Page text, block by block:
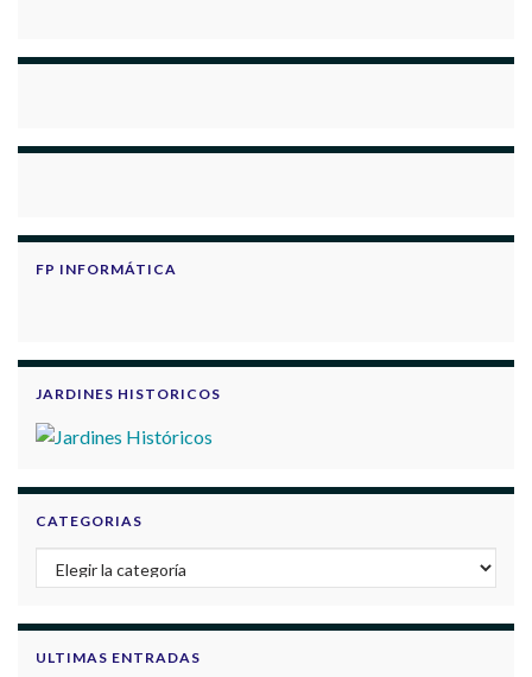
FP INFORMÁTICA
JARDINES HISTORICOS
CATEGORIAS
Categorias
ULTIMAS ENTRADAS